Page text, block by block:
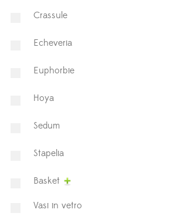
⁠Crassule
Echeveria
Euphorbie
Hoya
⁠Sedum
Stapelia
Basket
Vasi in vetro